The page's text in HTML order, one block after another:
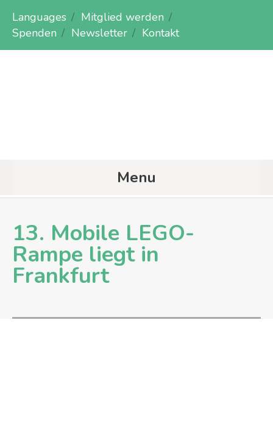
Languages
Mitglied werden
Spenden
Newsletter Kontakt
Menu
13. Mobile LEGO-
Rampe liegt in
Frankfurt